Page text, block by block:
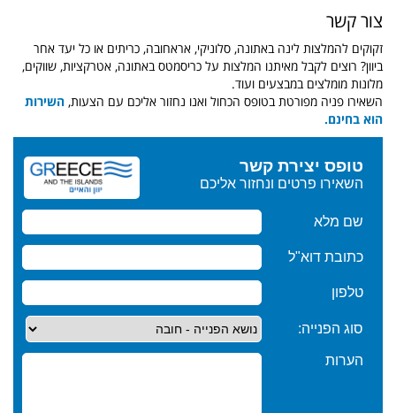
צור קשר
זקוקים להמלצות לינה באתונה, סלוניקי, אראחובה, כריתים או כל יעד אחר
ביוון? רוצים לקבל מאיתנו המלצות על כריסמטס באתונה, אטרקציות, שווקים,
מלונות מומלצים במבצעים ועוד.
השאירו פניה מפורטת בטופס הכחול ואנו נחזור אליכם עם הצעות, השירות
הוא בחינם.